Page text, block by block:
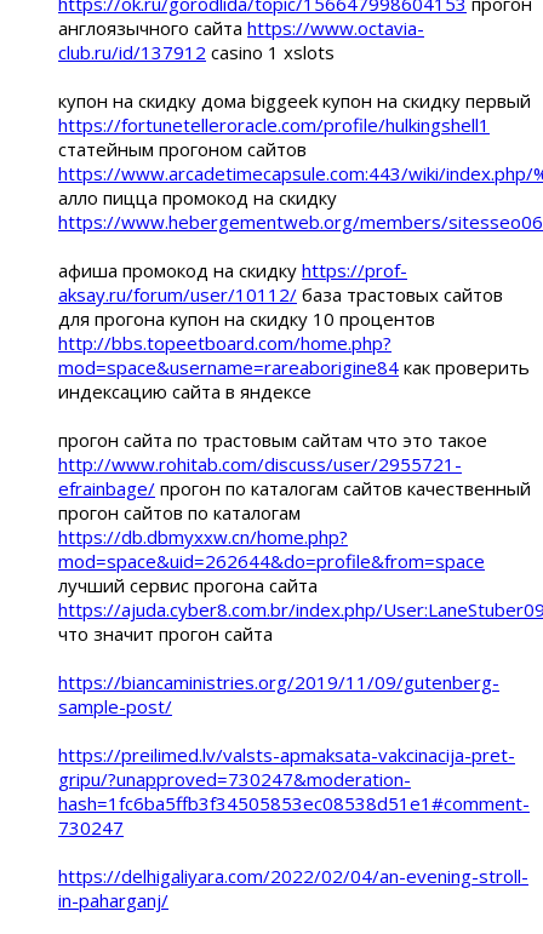
англоязычного сайта https://www.octavia-
club.ru/id/137912 casino 1 xslots
купон на скидку дома biggeek купон на скидку первый
https://fortunetelleroracle.com/profile/hulkingshell1
статейным прогоном сайтов
https://www.arcadetimecapsule.com:443/wiki/index.php/
алло пицца промокод на скидку
https://www.hebergementweb.org/members/
афиша промокод на скидку https://prof-
aksay.ru/forum/user/10112/ база трастовых сайтов
для прогона купон на скидку 10 процентов
http://bbs.topeetboard.com/home.php?
mod=space&username=rareaborigine84 как проверить
индексацию сайта в яндексе
прогон сайта по трастовым сайтам что это такое
http://www.rohitab.com/discuss/user/2955721-
efrainbage/ прогон по каталогам сайтов качественный
прогон сайтов по каталогам
https://db.dbmyxxw.cn/home.php?
mod=space&uid=262644&do=profile&from=space
лучший сервис прогона сайта
https://ajuda.cyber8.com.br/index.php/
что значит прогон сайта
https://biancaministries.org/2019/11/09/gutenberg-
sample-post/
https://preilimed.lv/valsts-apmaksata-vakcinacija-pret-
gripu/?unapproved=730247&moderation-
hash=1fc6ba5ffb3f34505853ec08538d51e1#comment-
730247
https://delhigaliyara.com/2022/02/04/an-evening-stroll-
in-paharganj/